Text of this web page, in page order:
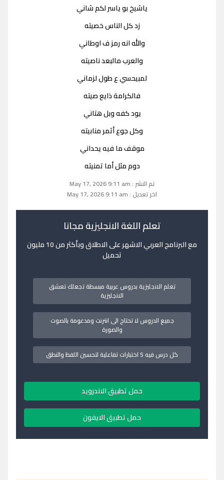
ياشيخ بو ياسر لكم شاني
زد كل الناس خصيته
والله انه رمز ف اوطاني
والعرب مالبعد ناصيته
لمبيحسي ع طول لزماني
فالكرامة ذايع صيته
يود كفه وبل هتاني
وكل جوع أثمر منابيته
موقف ما فيه يحداني
دوم مثل أما تمنيته
تم النشر : May 17, 2026 9:11 am
اخر تعديل : May 17, 2026 9:11 am
تعلم اللغة الانجليزية مجانا
مع البرنامج العربي الاشهر على الاطلاق وبأكثر من 10 مليون
تحميل
تعلم الانجليزية بدروس عربية مبسطة تجعلك تعشق
الانجليزية
جميع الدروس لا تحتاج الى انترنت ومدعومة بالصوت
والصورة
كل درس فيه 5 اختبارات تفاعلية لتحسين اللفظ والنطق
حمل تطبيق الاندرويد
حمل تطبيق الايفون